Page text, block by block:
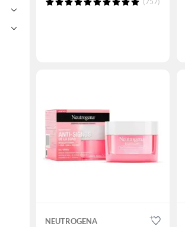
NEUTROGENA